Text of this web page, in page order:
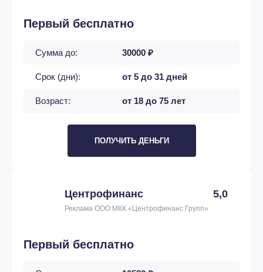
Первый бесплатно
Сумма до: 30000 ₽
Срок (дни): от 5 до 31 дней
Возраст: от 18 до 75 лет
ПОЛУЧИТЬ ДЕНЬГИ
Центрофинанс 5,0
Реклама ООО МКК «Центрофинанс Групп»
Первый бесплатно